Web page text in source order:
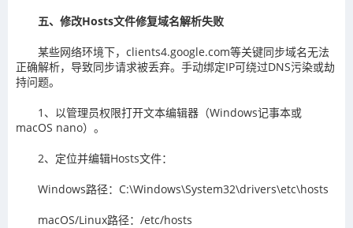
五、修改Hosts文件修复域名解析失败
某些网络环境下，clients4.google.com等关键同步域名无法
正确解析，导致同步请求被丢弃。手动绑定IP可绕过DNS污染或劫
持问题。
1、以管理员权限打开文本编辑器（Windows记事本或
macOS nano）。
2、定位并编辑Hosts文件：
Windows路径：C:\Windows\System32\drivers\etc\hosts
macOS/Linux路径：/etc/hosts